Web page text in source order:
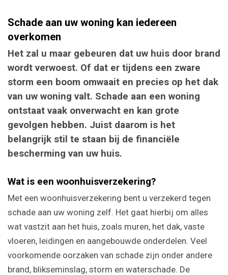
Schade aan uw woning kan iedereen
overkomen
Het zal u maar gebeuren dat uw huis door brand
wordt verwoest. Of dat er tijdens een zware
storm een boom omwaait en precies op het dak
van uw woning valt. Schade aan een woning
ontstaat vaak onverwacht en kan grote
gevolgen hebben. Juist daarom is het
belangrijk stil te staan bij de financiële
bescherming van uw huis.
Wat is een woonhuisverzekering?
Met een woonhuisverzekering bent u verzekerd tegen
schade aan uw woning zelf. Het gaat hierbij om alles
wat vastzit aan het huis, zoals muren, het dak, vaste
vloeren, leidingen en aangebouwde onderdelen. Veel
voorkomende oorzaken van schade zijn onder andere
brand, blikseminslag, storm en waterschade. De